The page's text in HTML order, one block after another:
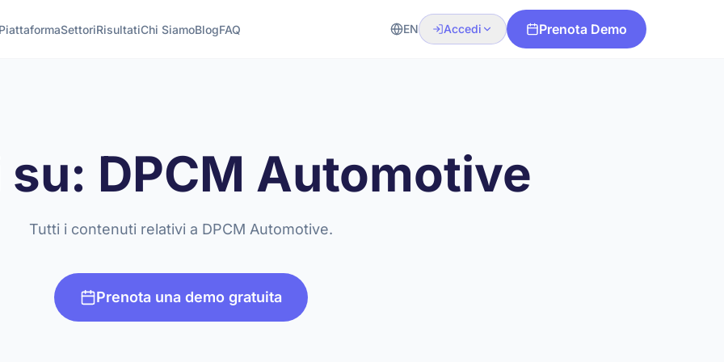
PiattaformaSettoriRisultatiChi SiamoBlogFAQ EN Accedi Prenota Demo
DPCM Automotive
Tutti i contenuti relativi a DPCM Automotive.
Prenota una demo gratuita